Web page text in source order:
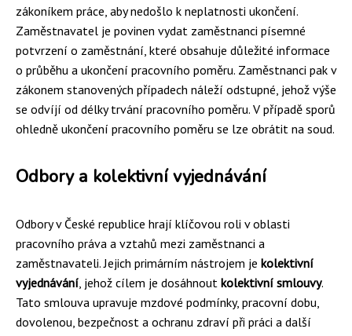
zákoníkem práce, aby nedošlo k neplatnosti ukončení.
Zaměstnavatel je povinen vydat zaměstnanci písemné
potvrzení o zaměstnání, které obsahuje důležité informace
o průběhu a ukončení pracovního poměru. Zaměstnanci pak v
zákonem stanovených případech náleží odstupné, jehož výše
se odvíjí od délky trvání pracovního poměru. V případě sporů
ohledně ukončení pracovního poměru se lze obrátit na soud.
Odbory a kolektivní vyjednávání
Odbory v České republice hrají klíčovou roli v oblasti
pracovního práva a vztahů mezi zaměstnanci a
zaměstnavateli. Jejich primárním nástrojem je kolektivní
vyjednávání , jehož cílem je dosáhnout kolektivní smlouvy.
Tato smlouva upravuje mzdové podmínky, pracovní dobu,
dovolenou, bezpečnost a ochranu zdraví při práci a další